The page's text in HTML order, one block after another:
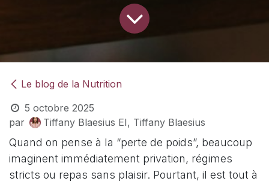
Le blog de la Nutrition
5 octobre 2025
par
Tiffany Blaesius EI, Tiffany Blaesius
Quand on pense à la “perte de poids”, beaucoup
imaginent immédiatement privation, régimes
stricts ou repas sans plaisir. Pourtant, il est tout à